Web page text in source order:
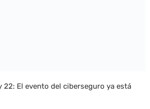
22: El evento del ciberseguro ya está